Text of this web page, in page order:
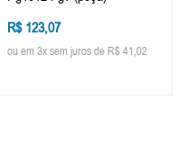
R$ 123,07
ou em 3x sem juros de R$ 41,02